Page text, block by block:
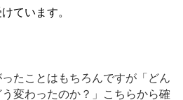
ています。
たことはもちろんですが「どん
変わったのか？」こちらから確